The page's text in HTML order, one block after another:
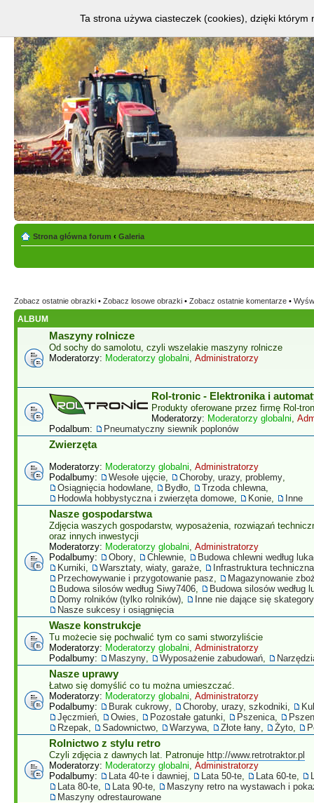
Strona główna forum ‹ Galeria
Zobacz ostatnie obrazki • Zobacz losowe obrazki • Zobacz ostatnie komentarze •
ALBUM
Maszyny rolnicze
Od sochy do samolotu, czyli wszelakie maszyny rolnicze
Moderatorzy: Moderatorzy globalni Administratorzy
Rol-tronic - Elektronika i
Produkty oferowane przez firmę Rol-
Moderatorzy: Moderatorzy globalni
Podalbum:
Pneumatyczny siewnik poplonów
Zwierzęta
Moderatorzy: Moderatorzy globalni Administratorzy
Podalbumy:
Wesołe ujęcie Choroby, urazy, problemy
Osiągnięcia hodowlane
Bydło Trzoda chlewna
Hodowla hobbystyczna i zwierzęta domowe
Konie Inne
Nasze gospodarstwa
Zdjęcia waszych gospodarstw, wyposażenia, rozwiązań
oraz innych inwestycji
Moderatorzy: Moderatorzy globalni Administratorzy
Podalbumy:
Obory Chlewnie
Budowa chlewni według
Kurniki
Warsztaty, wiaty, garaże
Infrastruktura techniczna
Przechowywanie i przygotowanie pasz
Magazynowanie
Budowa silosów według Siwy7406
Budowa silosów według
Domy rolników (tylko rolników)
Inne nie dające się
Nasze sukcesy i osiągnięcia
Wasze konstrukcje
Tu możecie się pochwalić tym co sami stworzyliście
Moderatorzy: Moderatorzy globalni Administratorzy
Podalbumy:
Maszyny Wyposażenie zabudowań
Nasze uprawy
Łatwo się domyślić co tu można umieszczać.
Moderatorzy: Moderatorzy globalni Administratorzy
Podalbumy:
Burak cukrowy Choroby, urazy, szkodniki
Jęczmień
Owies Pozostałe gatunki Pszenica
Rzepak
Sadownictwo Warzywa Złote łany Żyto
Rolnictwo z stylu retro
Czyli zdjęcia z dawnych lat. Patronuje http://www.retrotraktor.pl
Moderatorzy: Moderatorzy globalni Administratorzy
Podalbumy:
Lata 40-te i dawniej Lata 50-te Lata 60-te
Lata 80-te
Lata 90-te
Maszyny retro na wystawach i
Maszyny odrestaurowane
Ta strona używa ciasteczek (cookies), dzięki którym